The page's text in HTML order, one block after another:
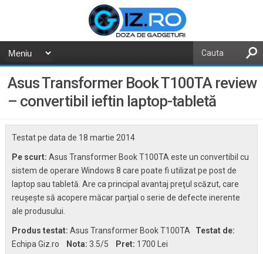
Asus Transformer Book T100TA review
– convertibil ieftin laptop-tabletă
Testat pe data de 18 martie 2014
Pe scurt: Asus Transformer Book T100TA este un convertibil cu
sistem de operare Windows 8 care poate fi utilizat pe post de
laptop sau tabletă. Are ca principal avantaj preţul scăzut, care
reuşeşte să acopere măcar parţial o serie de defecte inerente
ale produsului.
Produs testat: Asus Transformer Book T100TA
Testat de:
Echipa Giz.ro
Nota: 3.5/5 Pret: 1700 Lei